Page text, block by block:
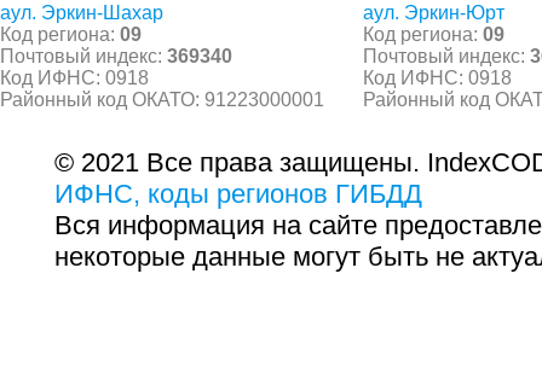
аул. Эркин-Шахар
Код региона: 09
Почтовый индекс: 369340
Код ИФНС: 0918
Районный код ОКАТО: 91223000001
аул. Эркин-Юрт
Код региона: 09
Почтовый индекс:
Код ИФНС: 0918
Районный код
© 2021 Все права защищены.
ИФНС, коды регионов ГИБДД
Вся информация на сайте
некоторые данные могут быть не